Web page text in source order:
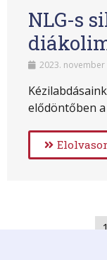
NLG-s
2023. november
elődöntőben a